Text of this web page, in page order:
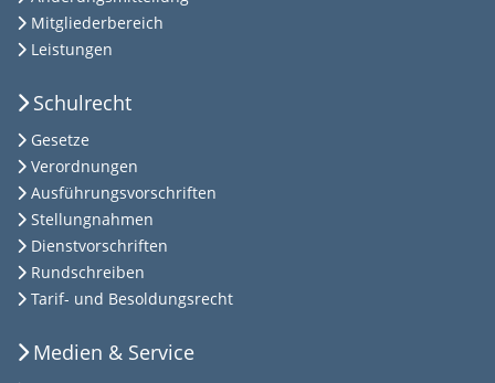
Mitgliederbereich
Leistungen
Schulrecht
Gesetze
Verordnungen
Ausführungsvorschriften
Stellungnahmen
Dienstvorschriften
Rundschreiben
Tarif- und Besoldungsrecht
Medien & Service